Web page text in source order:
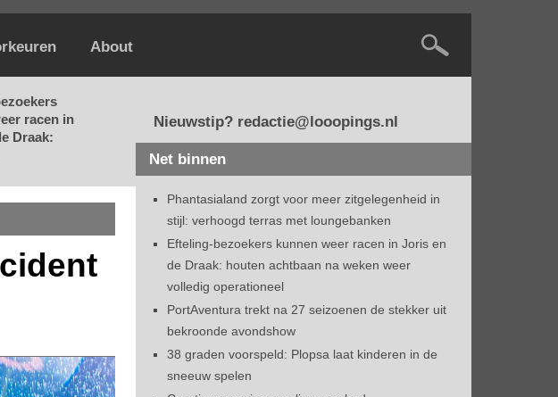
About
racen in
Draak:
Nieuwstip? redactie@looopings.nl
Net binnen
Phantasialand zorgt voor meer zitgelegenheid in
stijl: verhoogd terras met loungebanken
Efteling-bezoekers kunnen weer racen in Joris en
de Draak: houten achtbaan na weken weer
volledig operationeel
PortAventura trekt na 27 seizoenen de stekker uit
bekroonde avondshow
38 graden voorspeld: Plopsa laat kinderen in de
sneeuw spelen